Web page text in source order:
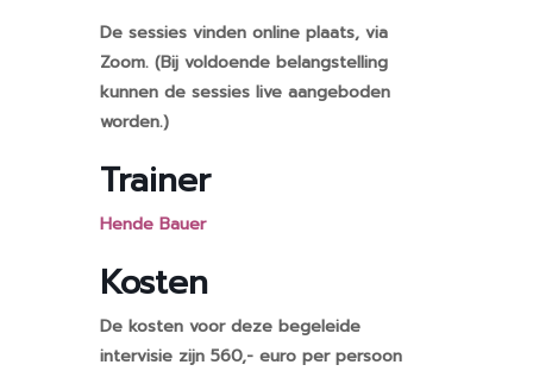
De sessies vinden online plaats, via
Zoom. (Bij voldoende belangstelling
kunnen de sessies live aangeboden
worden.)
Trainer
Hende Bauer
Kosten
De kosten voor deze begeleide
intervisie zijn 560,- euro per persoon